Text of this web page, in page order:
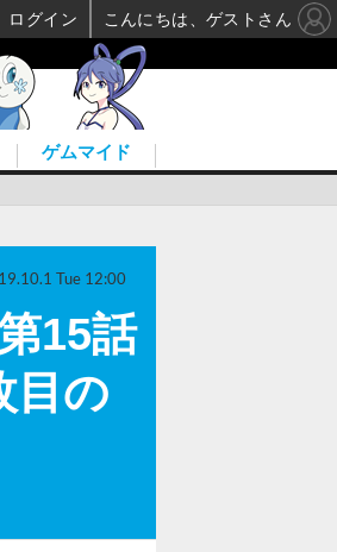
ゲムマイド
15話
目の
Tue 12:00
ログイン こんにちは、ゲストさん